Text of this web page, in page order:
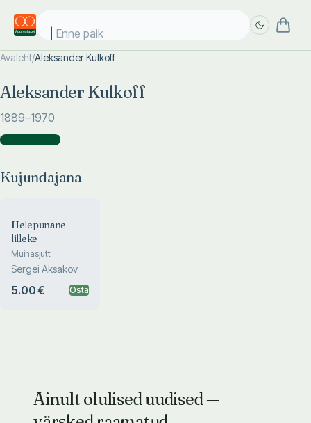
Enne päike
Avaleht/Aleksander Kulkoff
Aleksander Kulkoff
1889–1970
Kujundajana )
Kujundajana
Helepunane
lilleke
Muinasjutt
Sergei Aksakov
5.00 € Osta
Ainult olulised uudised —